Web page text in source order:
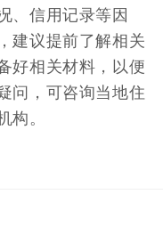
、信用记录等因
建议提前了解相关
好相关材料，以便
问，可咨询当地住
。